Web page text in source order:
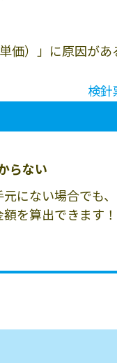
価）」に原因があ
検針
らない
にない場合でも、
を算出できます！